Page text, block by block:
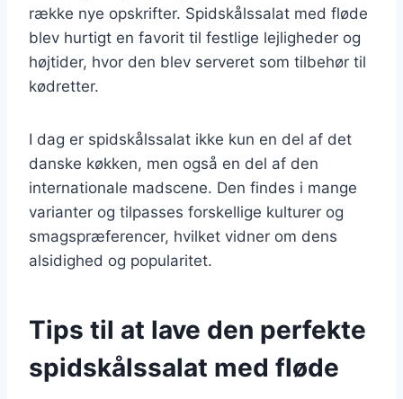
række nye opskrifter. Spidskålssalat med fløde
blev hurtigt en favorit til festlige lejligheder og
højtider, hvor den blev serveret som tilbehør til
kødretter.
I dag er spidskålssalat ikke kun en del af det
danske køkken, men også en del af den
internationale madscene. Den findes i mange
varianter og tilpasses forskellige kulturer og
smagspræferencer, hvilket vidner om dens
alsidighed og popularitet.
Tips til at lave den perfekte
spidskålssalat med fløde